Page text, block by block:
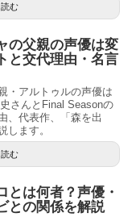
む
の父親の声優は変
と交代理由・名言
・アルトゥルの声優は
さんとFinal Seasonの
、代表作、「森を出
します。
む
とは何者？声優・
との関係を解説